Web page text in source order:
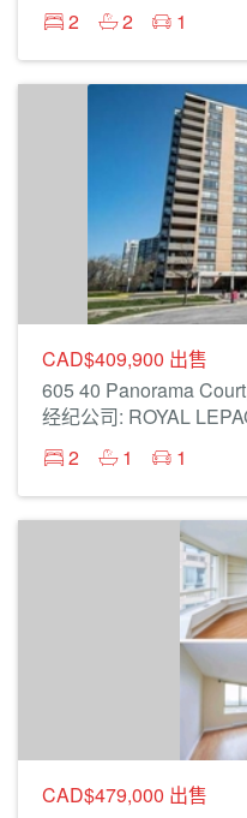
2
2 1
CAD$409,900 出售
605 40 Panorama
经纪公司: ROYAL
2
1 1
CAD$479,000 出售